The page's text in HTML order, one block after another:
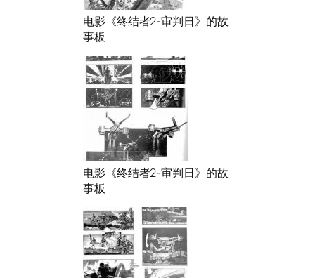
电影《终结者2-审判日》的故
事板
电影《终结者2-审判日》的故
事板